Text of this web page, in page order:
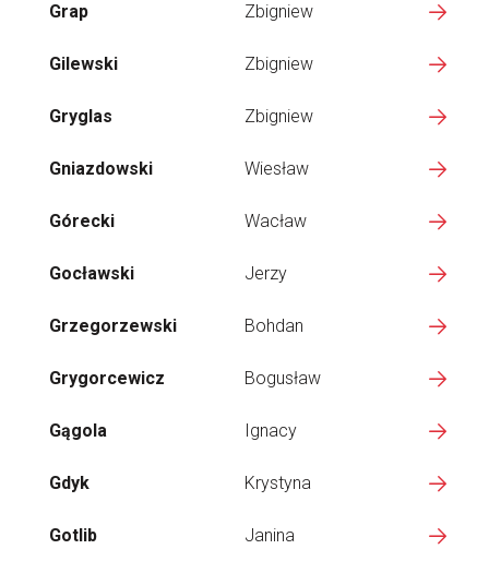
Grap Zbigniew
Gilewski Zbigniew
Gryglas Zbigniew
Gniazdowski Wiesław
Górecki Wacław
Gocławski Jerzy
Grzegorzewski Bohdan
Grygorcewicz Bogusław
Gągola Ignacy
Gdyk Krystyna
Gotlib Janina